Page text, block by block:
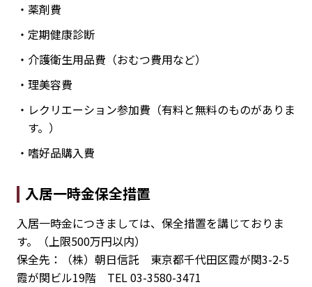
・薬剤費
・定期健康診断
・介護衛生用品費（おむつ費用など）
・理美容費
・レクリエーション参加費（有料と無料のものがありま
す。）
・嗜好品購入費
入居一時金保全措置
入居一時金につきましては、保全措置を講じておりま
す。（上限500万円以内）
保全先：（株）朝日信託 東京都千代田区霞が関3-2-5
霞が関ビル19階 TEL 03-3580-3471